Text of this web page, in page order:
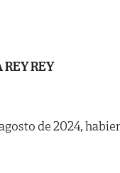
REY
de 2024,